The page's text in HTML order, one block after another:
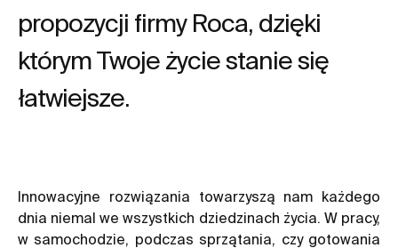
propozycji firmy Roca, dzięki
którym Twoje życie stanie się
łatwiejsze.
Innowacyjne rozwiązania towarzyszą nam każdego
dnia niemal we wszystkich dziedzinach życia. W pracy,
w samochodzie, podczas sprzątania, czy gotowania